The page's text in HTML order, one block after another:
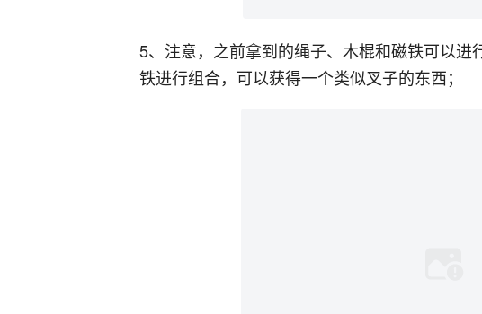
5、注意，之前拿到的绳子、木棍和磁铁可以
铁进行组合，可以获得一个类似叉子的东西；